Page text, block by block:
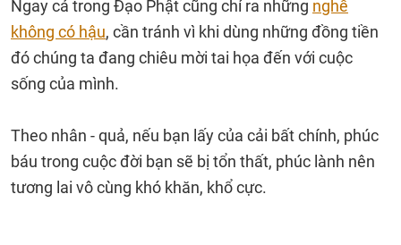
Ngay cả trong Đạo Phật cũng chỉ ra những nghề
không có hậu, cần tránh vì khi dùng những đồng tiền
đó chúng ta đang chiêu mời tai họa đến với cuộc
sống của mình.
Theo nhân - quả, nếu bạn lấy của cải bất chính, phúc
báu trong cuộc đời bạn sẽ bị tổn thất, phúc lành nên
tương lai vô cùng khó khăn, khổ cực.